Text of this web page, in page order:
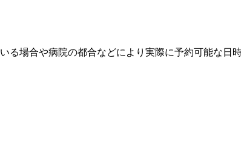
場合や病院の都合などにより実際に予約可能な日